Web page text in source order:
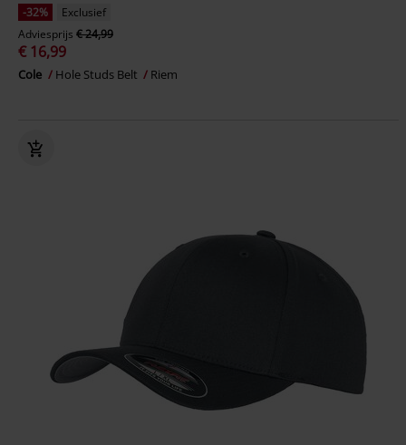
-32%
Exclusief
Adviesprijs € 24,99
€ 16,99
Cole Hole Studs Belt Riem